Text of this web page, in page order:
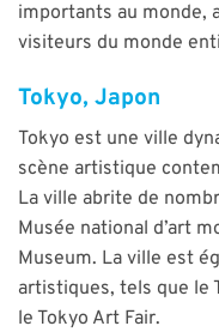
importants au monde,
visiteurs du monde
Tokyo, Japon
Tokyo est une ville
scène artistique
La ville abrite de
Musée national d’art
Museum. La ville est
artistiques, tels que le
le Tokyo Art Fair.